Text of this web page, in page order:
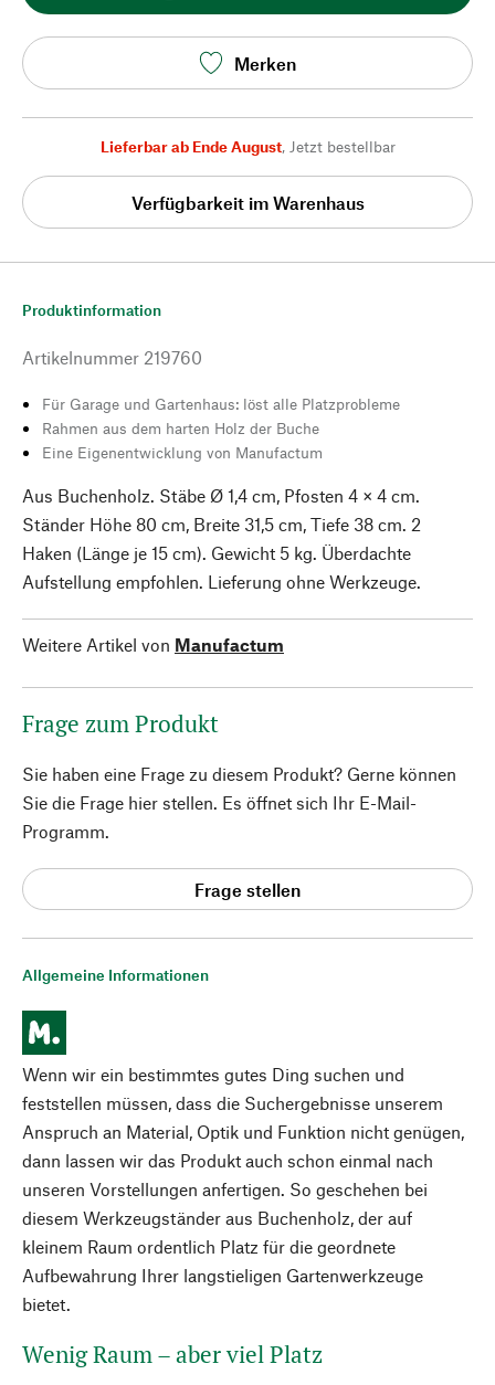
Merken
Lieferbar ab Ende August, Jetzt bestellbar
Verfügbarkeit im Warenhaus
Allgemeine Informationen
Wenn wir ein bestimmtes gutes Ding suchen und
feststellen müssen, dass die Suchergebnisse unserem
Anspruch an Material, Optik und Funktion nicht genügen,
dann lassen wir das Produkt auch schon einmal nach
unseren Vorstellungen anfertigen. So geschehen bei
diesem Werkzeugständer aus Buchenholz, der auf
kleinem Raum ordentlich Platz für die geordnete
Aufbewahrung Ihrer langstieligen Gartenwerkzeuge
bietet.
Wenig Raum – aber viel Platz
Produktinformation
Artikelnummer 219760
Für Garage und Gartenhaus: löst alle Platzprobleme
Rahmen aus dem harten Holz der Buche
Eine Eigenentwicklung von Manufactum
Aus Buchenholz. Stäbe Ø 1,4 cm, Pfosten 4 × 4 cm.
Ständer Höhe 80 cm, Breite 31,5 cm, Tiefe 38 cm. 2
Haken (Länge je 15 cm). Gewicht 5 kg. Überdachte
Aufstellung empfohlen. Lieferung ohne Werkzeuge.
Weitere Artikel von Manufactum
Frage zum Produkt
Sie haben eine Frage zu diesem Produkt? Gerne können
Sie die Frage hier stellen. Es öffnet sich Ihr E-Mail-
Programm.
Frage stellen